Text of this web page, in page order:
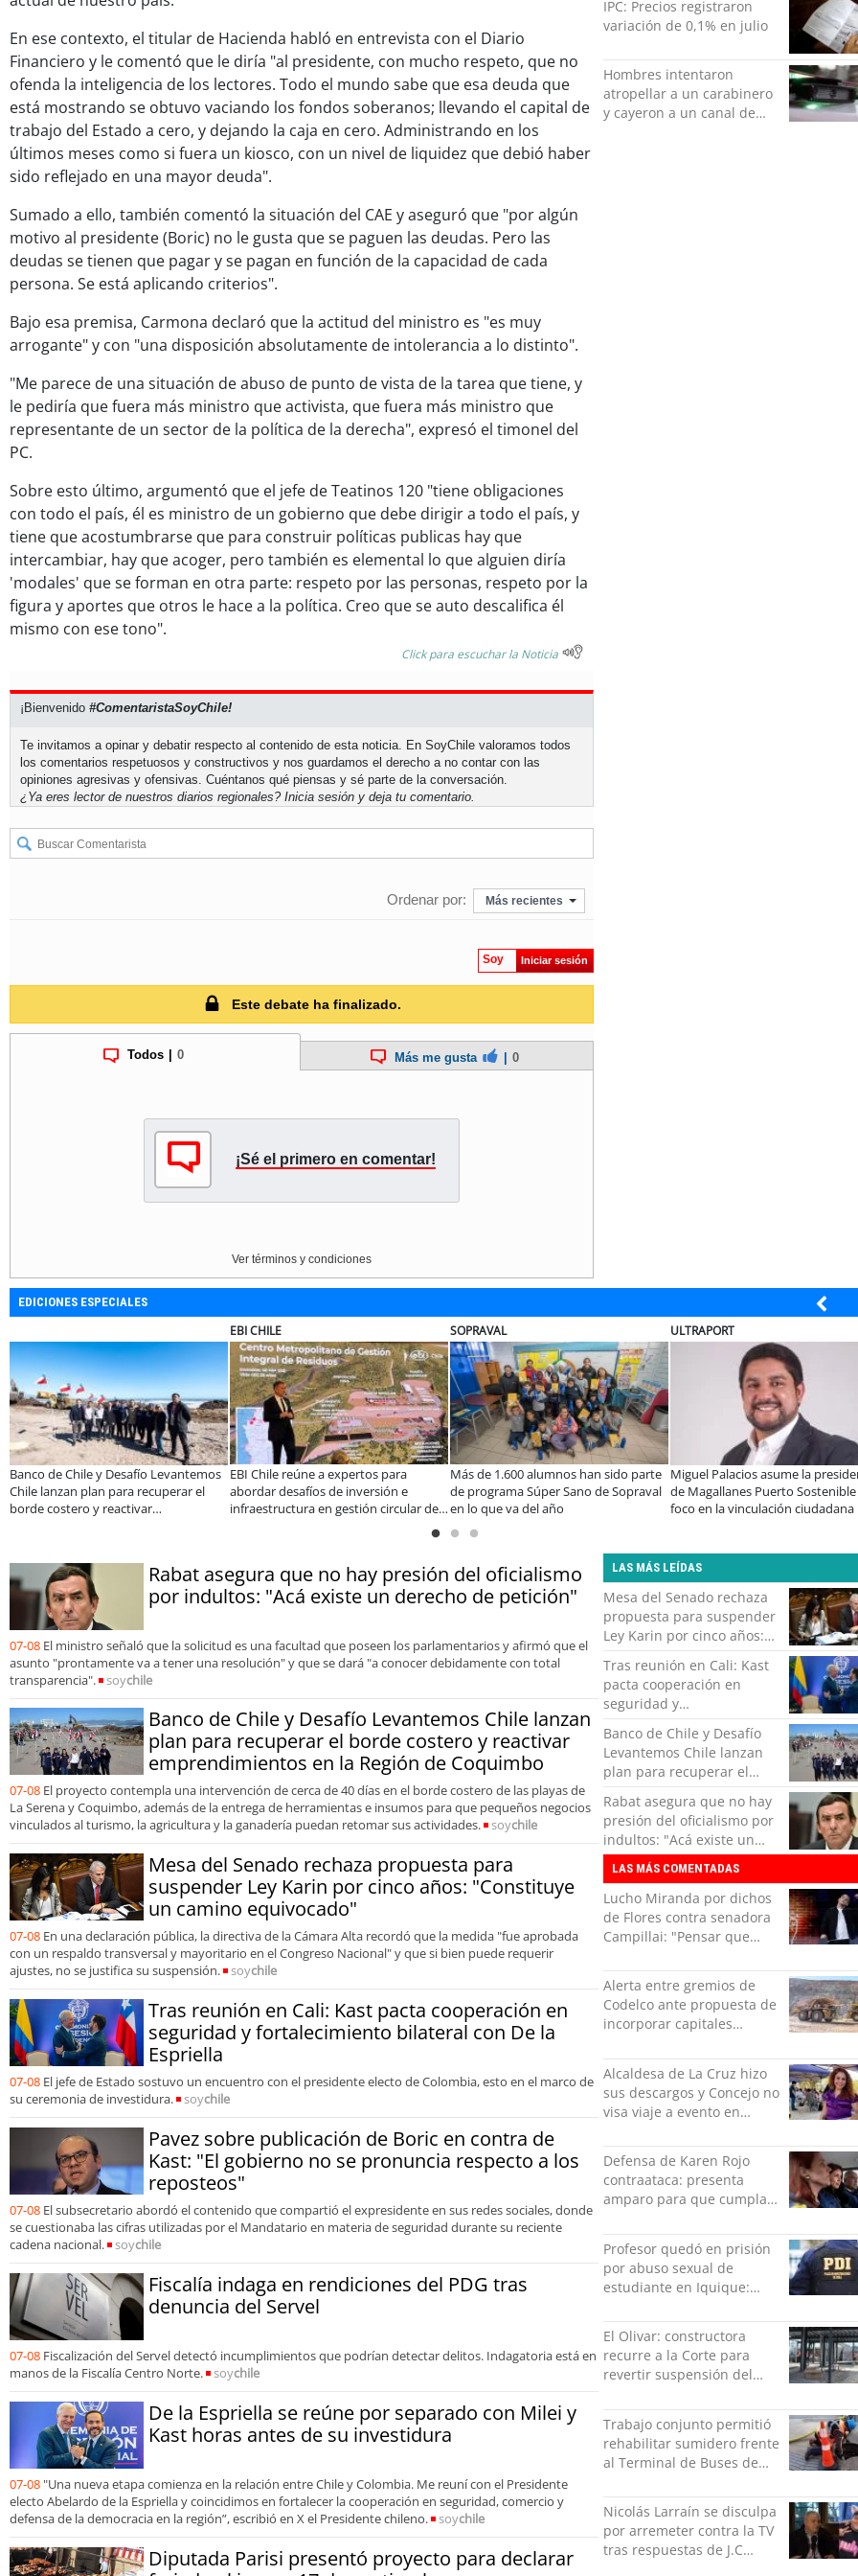
En ese contexto, el titular de Hacienda habló en entrevista con el Diario
Financiero y le comentó que le diría "al presidente, con mucho respeto, que no
ofenda la inteligencia de los lectores. Todo el mundo sabe que esa deuda que
está mostrando se obtuvo vaciando los fondos soberanos; llevando el capital de
trabajo del Estado a cero, y dejando la caja en cero. Administrando en los
últimos meses como si fuera un kiosco, con un nivel de liquidez que debió haber
sido reflejado en una mayor deuda".
Sumado a ello, también comentó la situación del CAE y aseguró que "por algún
motivo al presidente (Boric) no le gusta que se paguen las deudas. Pero las
deudas se tienen que pagar y se pagan en función de la capacidad de cada
persona. Se está aplicando criterios".
Bajo esa premisa, Carmona declaró que la actitud del ministro es "es muy
arrogante" y con "una disposición absolutamente de intolerancia a lo distinto".
"Me parece de una situación de abuso de punto de vista de la tarea que tiene, y
le pediría que fuera más ministro que activista, que fuera más ministro que
representante de un sector de la política de la derecha", expresó el timonel del
PC.
Sobre esto último, argumentó que el jefe de Teatinos 120 "tiene obligaciones
con todo el país, él es ministro de un gobierno que debe dirigir a todo el país, y
tiene que acostumbrarse que para construir políticas publicas hay que
intercambiar, hay que acoger, pero también es elemental lo que alguien diría
'modales' que se forman en otra parte: respeto por las personas, respeto por la
figura y aportes que otros le hace a la política. Creo que se auto descalifica él
mismo con ese tono".
Click para escuchar la Noticia
¡Bienvenido #ComentaristaSoyChile!
Te invitamos a opinar y debatir respecto al contenido de esta noticia. En SoyChile valoramos todos
los comentarios respetuosos y constructivos y nos guardamos el derecho a no contar con las
opiniones agresivas y ofensivas. Cuéntanos qué piensas y sé parte de la conversación.
¿Ya eres lector de nuestros diarios regionales? Inicia sesión y deja tu comentario.
Ordenar por: Más recientes
Soy Iniciar sesión
Este debate ha finalizado.
Todos 0 Más me gusta 0
¡Sé el primero en comentar!
Ver términos y condiciones
IPC: Precios registraron
variación de 0,1% en julio
Hombres intentaron
atropellar a un carabinero
y cayeron a un canal de
EDICIONES ESPECIALES
para
inversión e
gestión circular de
Más de 1.600 alumnos han sido parte
de programa Súper Sano de Sopraval
en lo que va del año
Miguel Palacios asume la presidencia
de Magallanes Puerto Sostenible con
foco en la vinculación ciudadana
Estudiantes de la UCN desarrollan
tecnología para modernizar la
operación de Ultraport Coquimbo
Educación y
privada se
encuentro
Rabat asegura que no hay presión del oficialismo
por indultos: "Acá existe un derecho de petición"
07-08 El ministro señaló que la solicitud es una facultad que poseen los parlamentarios y afirmó que el
asunto "prontamente va a tener una resolución" y que se dará "a conocer debidamente con total
transparencia".
soychile
Banco de Chile y Desafío Levantemos Chile lanzan
plan para recuperar el borde costero y reactivar
emprendimientos en la Región de Coquimbo
07-08 El proyecto contempla una intervención de cerca de 40 días en el borde costero de las playas de
La Serena y Coquimbo, además de la entrega de herramientas e insumos para que pequeños negocios
vinculados al turismo, la agricultura y la ganadería puedan retomar sus actividades.
soychile
Mesa del Senado rechaza propuesta para
suspender Ley Karin por cinco años: "Constituye
un camino equivocado"
07-08 En una declaración pública, la directiva de la Cámara Alta recordó que la medida "fue aprobada
con un respaldo transversal y mayoritario en el Congreso Nacional" y que si bien puede requerir
ajustes, no se justifica su suspensión.
soychile
Tras reunión en Cali: Kast pacta cooperación en
seguridad y fortalecimiento bilateral con De la
Espriella
07-08 El jefe de Estado sostuvo un encuentro con el presidente electo de Colombia, esto en el marco de
su ceremonia de investidura.
soychile
Pavez sobre publicación de Boric en contra de
Kast: "El gobierno no se pronuncia respecto a los
reposteos"
07-08 El subsecretario abordó el contenido que compartió el expresidente en sus redes sociales, donde
se cuestionaba las cifras utilizadas por el Mandatario en materia de seguridad durante su reciente
cadena nacional.
soychile
Fiscalía indaga en rendiciones del PDG tras
denuncia del Servel
07-08 Fiscalización del Servel detectó incumplimientos que podrían detectar delitos. Indagatoria está en
manos de la Fiscalía Centro Norte.
soychile
De la Espriella se reúne por separado con Milei y
Kast horas antes de su investidura
07-08 "Una nueva etapa comienza en la relación entre Chile y Colombia. Me reuní con el Presidente
electo Abelardo de la Espriella y coincidimos en fortalecer la cooperación en seguridad, comercio y
defensa de la democracia en la región”, escribió en X el Presidente chileno.
soychile
Diputada Parisi presentó proyecto para declarar
LAS MÁS LEÍDAS
Mesa del Senado rechaza
propuesta para suspender
Ley Karin por cinco años:
"Constituye un camino
equivocado"
Tras reunión en Cali: Kast
pacta cooperación en
seguridad y
fortalecimiento bilateral
con De la Espriella
Banco de Chile y Desafío
Levantemos Chile lanzan
plan para recuperar el
borde costero y reactivar
emprendimientos en la
Región de Coquimbo
Rabat asegura que no hay
presión del oficialismo por
indultos: "Acá existe un
derecho de petición"
LAS MÁS COMENTADAS
Lucho Miranda por dichos
de Flores contra senadora
Campillai: "Pensar que
es una forma de quitar
dignidad"
Alerta entre gremios de
Codelco ante propuesta de
incorporar capitales
Alcaldesa de La Cruz hizo
sus descargos y Concejo no
visa viaje a evento en
grabación con abuso
sexual infantil
Defensa de Karen Rojo
contraataca: presenta
amparo para que cumpla
libertad
Profesor quedó en prisión
por abuso sexual de
estudiante en Iquique:
El Olivar: constructora
recurre a la Corte para
revertir suspensión del
Trabajo conjunto permitió
rehabilitar sumidero frente
al Terminal de Buses de
Nicolás Larraín se disculpa
por arremeter contra la TV
tras respuestas de J.C